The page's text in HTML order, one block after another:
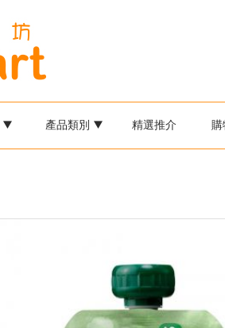
產品類別 精選推介 購